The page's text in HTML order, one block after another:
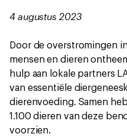
4 augustus 2023
Door de overstromingen
mensen en dieren
hulp aan lokale partners
van essentiële
dierenvoeding. Samen
1.100 dieren van deze
voorzien.